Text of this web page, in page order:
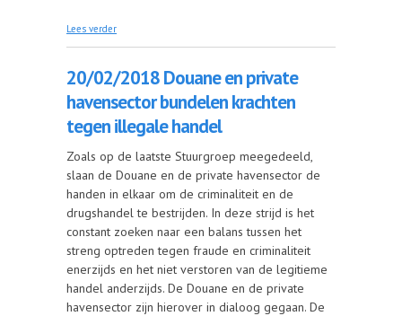
Lees verder
20/02/2018 Douane en private
havensector bundelen krachten
tegen illegale handel
Zoals op de laatste Stuurgroep meegedeeld,
slaan de Douane en de private havensector de
handen in elkaar om de criminaliteit en de
drugshandel te bestrijden. In deze strijd is het
constant zoeken naar een balans tussen het
streng optreden tegen fraude en criminaliteit
enerzijds en het niet verstoren van de legitieme
handel anderzijds. De Douane en de private
havensector zijn hierover in dialoog gegaan. De